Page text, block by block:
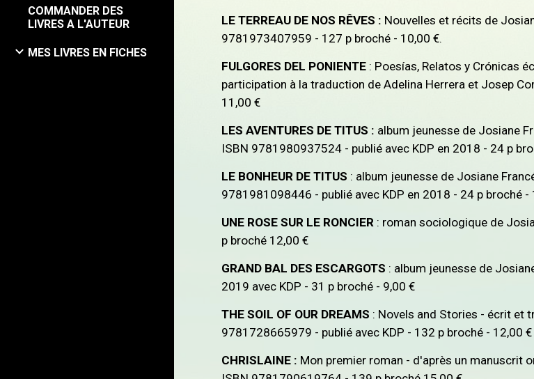
COMMANDER DES
LIVRES A L'AUTEUR
MES LIVRES EN FICHES
LE TERREAU DE NOS RÊVES : Nouvelles et récits de
9781973407959 - 127 p broché - 10,00 €.
FULGORES DEL PONIENTE : Poesías, Relatos y Crónicas
participation à la traduction de Adelina Herrera et Josep
11,00 €
LES AVENTURES DE TITUS : album jeunesse de Josiane
ISBN 9781980937524 - publié avec KDP en 2018 - 24 p
LE BONHEUR DE TITUS : album jeunesse de Josiane
9781981098446 - publié avec KDP en 2018 - 24 p broché -
UNE ROSE SUR LE RONCIER : roman sociologique de
p broché 12,00 €
GRAND BAL DES ESCARGOTS : album jeunesse de
2019 avec KDP - 31 p broché - 9,00 €
THE SOIL OF OUR DREAMS : Novels and Stories - écrit et
9781728665979 - publié avec KDP - 132 p broché - 12,00 €
CHRISLAINE : Mon premier roman - d'après un manuscrit